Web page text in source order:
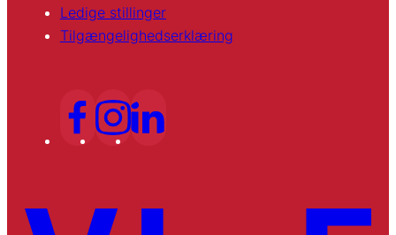
Ledige stillinger
Tilgængelighedserklæring